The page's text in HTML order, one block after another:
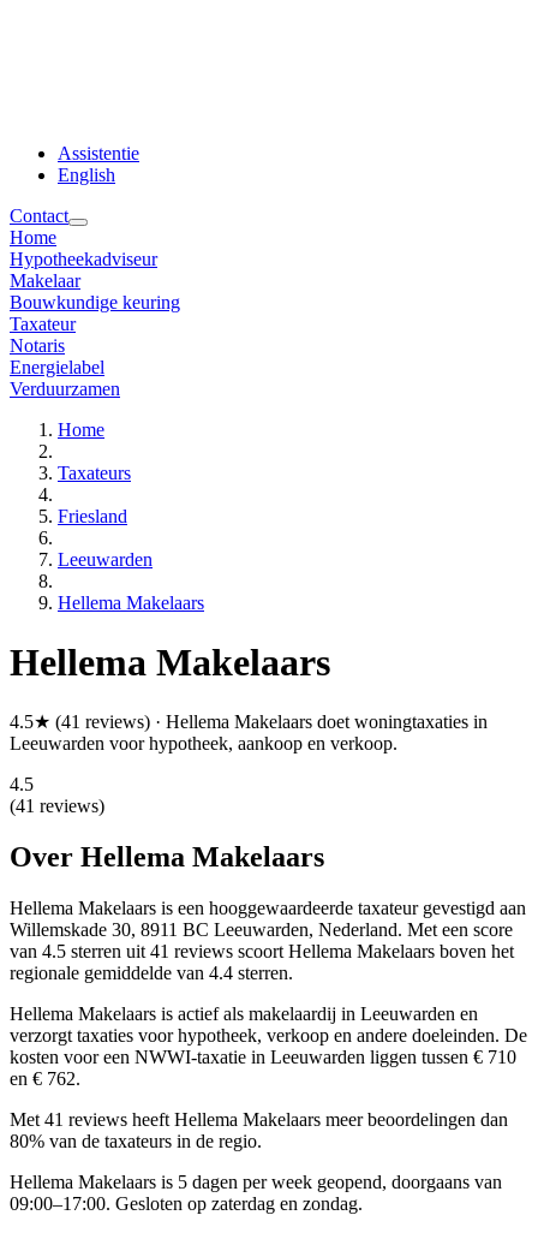
Assistentie
English
Contact
Home
Hypotheekadviseur
Makelaar
Bouwkundige keuring
Taxateur
Notaris
Energielabel
Verduurzamen
Home
Taxateurs
Friesland
Leeuwarden
Hellema Makelaars
Hellema Makelaars
4.5★ (41 reviews) · Hellema Makelaars doet woningtaxaties in
Leeuwarden voor hypotheek, aankoop en verkoop.
4.5
(41 reviews)
Over Hellema Makelaars
Hellema Makelaars is een hooggewaardeerde taxateur gevestigd aan
Willemskade 30, 8911 BC Leeuwarden, Nederland. Met een score
van 4.5 sterren uit 41 reviews scoort Hellema Makelaars boven het
regionale gemiddelde van 4.4 sterren.
Hellema Makelaars is actief als makelaardij in Leeuwarden en
verzorgt taxaties voor hypotheek, verkoop en andere doeleinden. De
kosten voor een NWWI-taxatie in Leeuwarden liggen tussen € 710
en € 762.
Met 41 reviews heeft Hellema Makelaars meer beoordelingen dan
80% van de taxateurs in de regio.
Hellema Makelaars is 5 dagen per week geopend, doorgaans van
09:00–17:00. Gesloten op zaterdag en zondag.